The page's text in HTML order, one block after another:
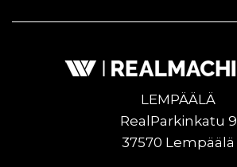
LEMPÄÄLÄ
RealParkinkatu 9
37570 Lempäälä